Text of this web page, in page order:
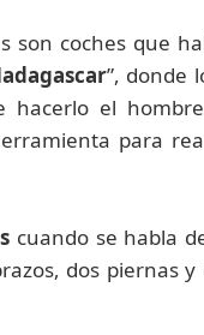
son coches que
”, donde
hacerlo el
para
cuando se habla
dos piernas